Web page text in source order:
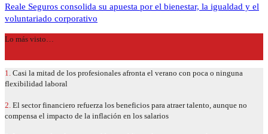
Reale Seguros consolida su apuesta por el bienestar, la igualdad y el
voluntariado corporativo
Lo más visto…
1. Casi la mitad de los profesionales afronta el verano con poca o ninguna
flexibilidad laboral
2. El sector financiero refuerza los beneficios para atraer talento, aunque no
compensa el impacto de la inflación en los salarios